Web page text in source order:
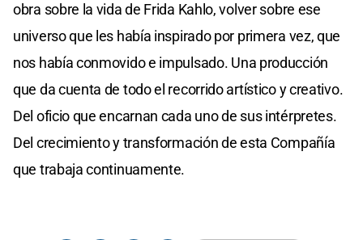
obra sobre la vida de Frida Kahlo, volver sobre ese
universo que les había inspirado por primera vez, que
nos había conmovido e impulsado. Una producción
que da cuenta de todo el recorrido artístico y creativo.
Del oficio que encarnan cada uno de sus intérpretes.
Del crecimiento y transformación de esta Compañía
que trabaja continuamente.